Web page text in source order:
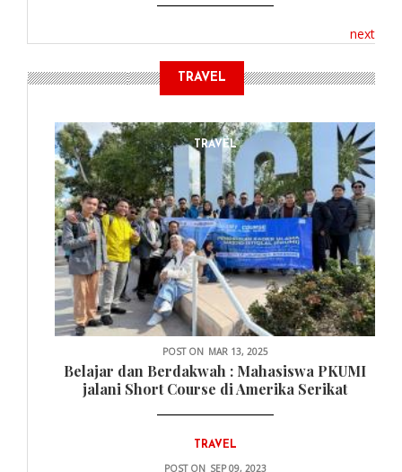
next
TRAVEL
TRAVEL
POST ON MAR 13, 2025
Belajar dan Berdakwah : Mahasiswa PKUMI
jalani Short Course di Amerika Serikat
TRAVEL
POST ON SEP 09, 2023